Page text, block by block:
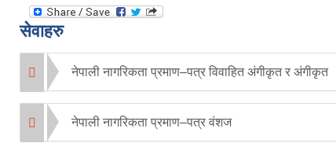
सेवाहरु
नेपाली नागरिकता प्रमाण–पत्र विवाहित अंगीकृत र अंगीकृत
नेपाली नागरिकता प्रमाण–पत्र वंशज